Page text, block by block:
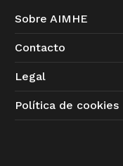
Sobre AIMHE
Contacto
Legal
Política de cookies